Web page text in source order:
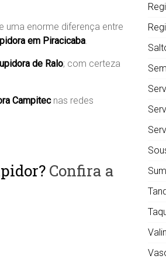
uma enorme diferença entre
em Piracicaba.
de Ralo; com certeza
Campitecnas redes
Confira a